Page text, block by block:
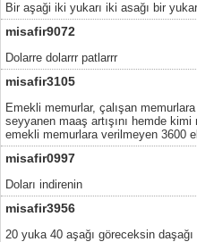
Bir aşaği iki yukarı iki asağı bir
misafir9072
Dolarre dolarrr patlarrr
misafir3105
Emekli memurlar, çalışan
seyyanen maaş artışını hemde
emekli memurlara verilmeyen 3600
misafir0997
Doları indirenin
misafir3956
20 yuka 40 aşağı göreceksin daşağı